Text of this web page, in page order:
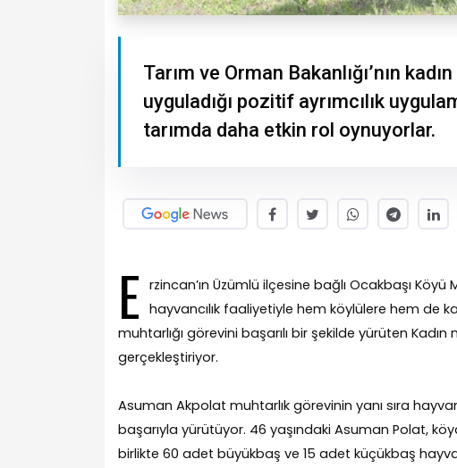
Tarım ve Orman Bakanlığı’nın
uyguladığı pozitif ayrımcılık
tarımda daha etkin rol oynuyorlar.
E rzincan’ın Üzümlü ilçesine bağlı Ocakbaşı
hayvancılık faaliyetiyle hem köylülere hem de
muhtarlığı görevini başarılı bir şekilde yürüten
gerçekleştiriyor.
Asuman Akpolat muhtarlık görevinin yanı sıra
başarıyla yürütüyor. 46 yaşındaki Asuman Polat,
birlikte 60 adet büyükbaş ve 15 adet küçükbaş